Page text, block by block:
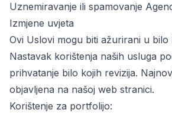
Uznemiravanje ili spamovanje
Izmjene uvjeta
Ovi Uslovi mogu biti ažurirani u
Nastavak korištenja naših usluga
prihvatanje bilo kojih revizija.
objavljena na našoj web stranici.
Korištenje za portfolijo: